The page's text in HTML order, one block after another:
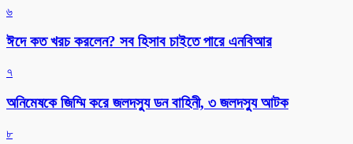
৬
ঈদে কত খরচ করলেন? সব হিসাব চাইতে পারে এনবিআর
৭
অনিমেষকে জিম্মি করে জলদস্যু ডন বাহিনী, ৩ জলদস্যু আটক
৮